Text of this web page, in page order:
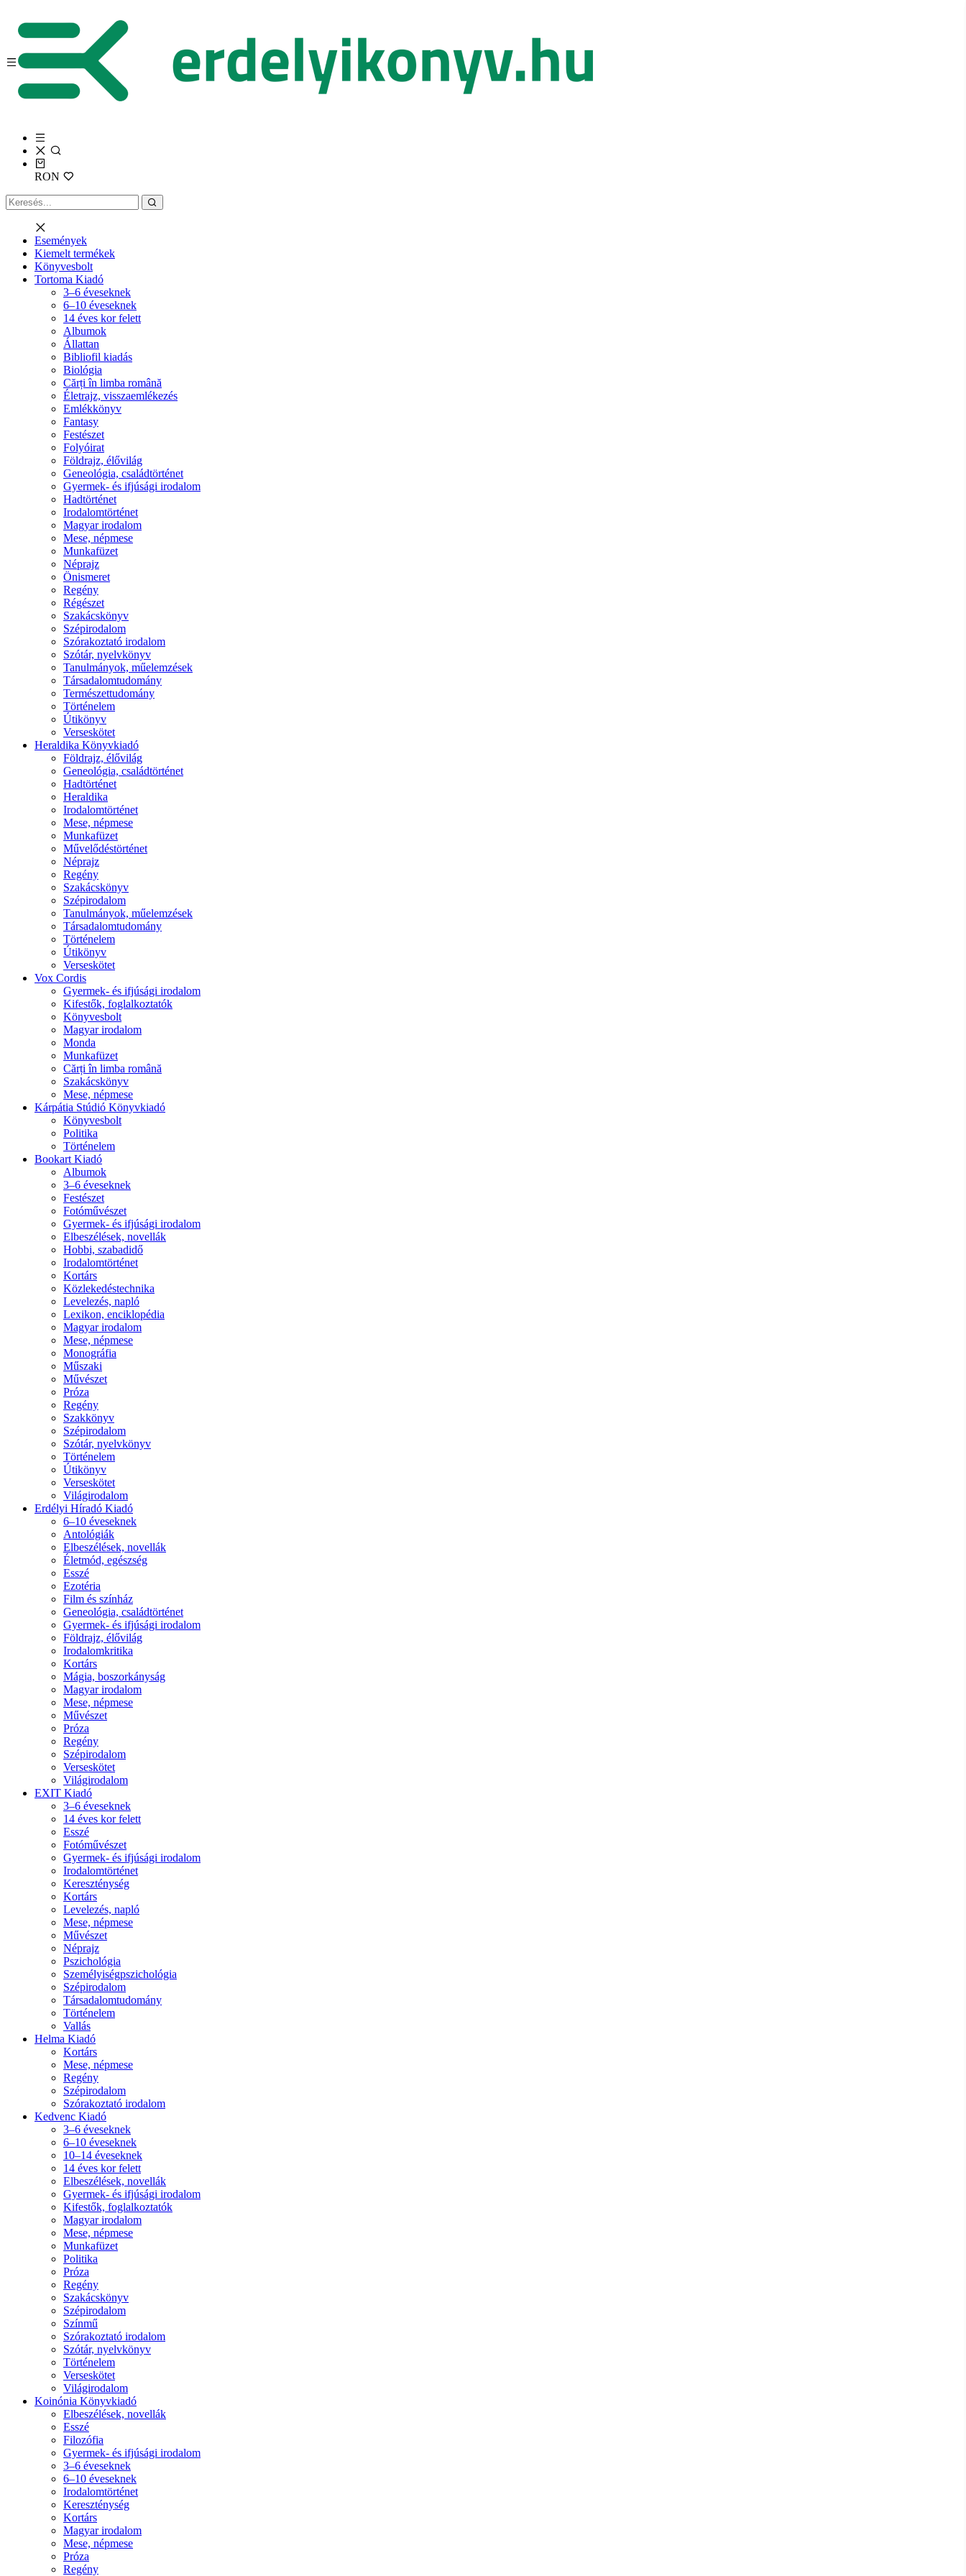
RON
Események
Kiemelt termékek
Könyvesbolt
Tortoma Kiadó
3–6 éveseknek
6–10 éveseknek
14 éves kor felett
Albumok
Állattan
Bibliofil kiadás
Biológia
Cărți în limba română
Életrajz, visszaemlékezés
Emlékkönyv
Fantasy
Festészet
Folyóirat
Földrajz, élővilág
Geneológia, családtörténet
Gyermek- és ifjúsági irodalom
Hadtörténet
Irodalomtörténet
Magyar irodalom
Mese, népmese
Munkafüzet
Néprajz
Önismeret
Regény
Régészet
Szakácskönyv
Szépirodalom
Szórakoztató irodalom
Szótár, nyelvkönyv
Tanulmányok, műelemzések
Társadalomtudomány
Természettudomány
Történelem
Útikönyv
Verseskötet
Heraldika Könyvkiadó
Földrajz, élővilág
Geneológia, családtörténet
Hadtörténet
Heraldika
Irodalomtörténet
Mese, népmese
Munkafüzet
Művelődéstörténet
Néprajz
Regény
Szakácskönyv
Szépirodalom
Tanulmányok, műelemzések
Társadalomtudomány
Történelem
Útikönyv
Verseskötet
Vox Cordis
Gyermek- és ifjúsági irodalom
Kifestők, foglalkoztatók
Könyvesbolt
Magyar irodalom
Monda
Munkafüzet
Cărți în limba română
Szakácskönyv
Mese, népmese
Kárpátia Stúdió Könyvkiadó
Könyvesbolt
Politika
Történelem
Bookart Kiadó
Albumok
3–6 éveseknek
Festészet
Fotóművészet
Gyermek- és ifjúsági irodalom
Elbeszélések, novellák
Hobbi, szabadidő
Irodalomtörténet
Kortárs
Közlekedéstechnika
Levelezés, napló
Lexikon, enciklopédia
Magyar irodalom
Mese, népmese
Monográfia
Műszaki
Művészet
Próza
Regény
Szakkönyv
Szépirodalom
Szótár, nyelvkönyv
Történelem
Útikönyv
Verseskötet
Világirodalom
Erdélyi Híradó Kiadó
6–10 éveseknek
Antológiák
Elbeszélések, novellák
Életmód, egészség
Esszé
Ezotéria
Film és színház
Geneológia, családtörténet
Gyermek- és ifjúsági irodalom
Földrajz, élővilág
Irodalomkritika
Kortárs
Mágia, boszorkányság
Magyar irodalom
Mese, népmese
Művészet
Próza
Regény
Szépirodalom
Verseskötet
Világirodalom
EXIT Kiadó
3–6 éveseknek
14 éves kor felett
Esszé
Fotóművészet
Gyermek- és ifjúsági irodalom
Irodalomtörténet
Kereszténység
Kortárs
Levelezés, napló
Mese, népmese
Művészet
Néprajz
Pszichológia
Személyiségpszichológia
Szépirodalom
Társadalomtudomány
Történelem
Vallás
Helma Kiadó
Kortárs
Mese, népmese
Regény
Szépirodalom
Szórakoztató irodalom
Kedvenc Kiadó
3–6 éveseknek
6–10 éveseknek
10–14 éveseknek
14 éves kor felett
Elbeszélések, novellák
Gyermek- és ifjúsági irodalom
Kifestők, foglalkoztatók
Magyar irodalom
Mese, népmese
Munkafüzet
Politika
Próza
Regény
Szakácskönyv
Szépirodalom
Színmű
Szórakoztató irodalom
Szótár, nyelvkönyv
Történelem
Verseskötet
Világirodalom
Koinónia Könyvkiadó
Elbeszélések, novellák
Esszé
Filozófia
Gyermek- és ifjúsági irodalom
3–6 éveseknek
6–10 éveseknek
Irodalomtörténet
Kereszténység
Kortárs
Magyar irodalom
Mese, népmese
Próza
Regény